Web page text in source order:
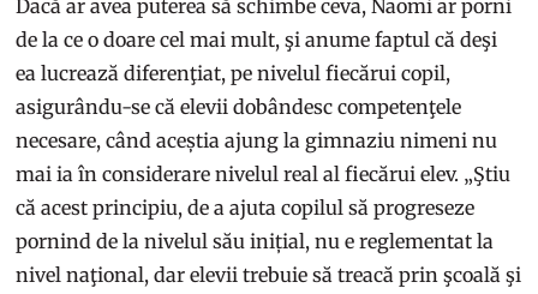
Dacă ar avea puterea să schimbe ceva, Naomi ar porni
de la ce o doare cel mai mult, şi anume faptul că deşi
ea lucrează diferenţiat, pe nivelul fiecărui copil,
asigurându-se că elevii dobândesc competenţele
necesare, când aceștia ajung la gimnaziu nimeni nu
mai ia în considerare nivelul real al fiecărui elev. „Ştiu
că acest principiu, de a ajuta copilul să progreseze
pornind de la nivelul său inițial, nu e reglementat la
nivel naţional, dar elevii trebuie să treacă prin şcoală şi